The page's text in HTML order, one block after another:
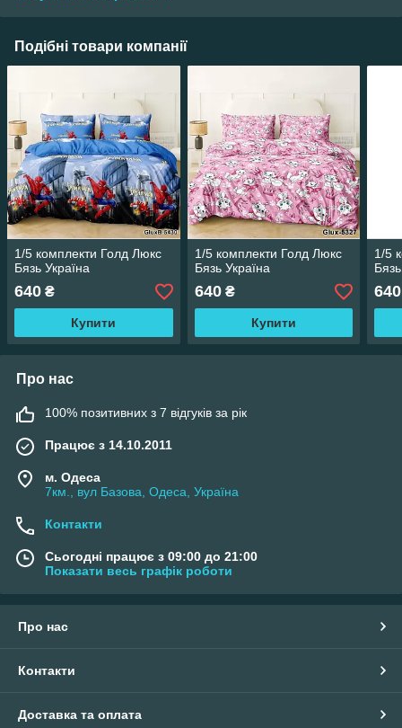
Подібні товари компанії
1/5 комплекти Голд Люкс
Бязь Україна
640 ₴
Купити
1/5 комплекти Голд Люкс
Бязь Україна
640₴
Купити
1/5
640
Про нас
100% позитивних з 7 відгуків за рік
Працює з 14.10.2011
м. Одеса
7км., вул Базова, Одеса, Україна
Контакти
Сьогодні працює з 09:00 до 21:00
Показати весь графік роботи
Про нас
Контакти
Доставка та оплата